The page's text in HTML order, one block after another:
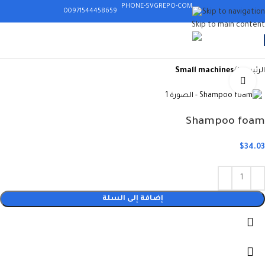
Skip to navigation
Skip to main content
00971544458659
الرئيسية Small machines
Shampoo foam
$34.03
إضافة إلى السلة